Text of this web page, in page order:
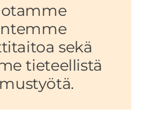
sekä
tieteellistä